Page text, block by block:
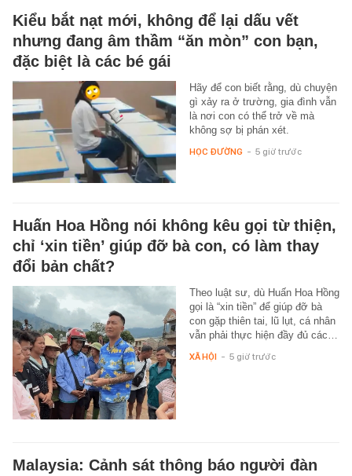
Kiểu bắt nạt mới, không để lại dấu vết
nhưng đang âm thầm “ăn mòn” con bạn,
đặc biệt là các bé gái
Hãy để con biết rằng, dù chuyện
gì xảy ra ở trường, gia đình vẫn
là nơi con có thể trở về mà
không sợ bị phán xét.
HỌC ĐƯỜNG - 5 giờ trước
Huấn Hoa Hồng nói không kêu gọi từ thiện,
chỉ ‘xin tiền’ giúp đỡ bà con, có làm thay
đổi bản chất?
Theo luật sư, dù Huấn Hoa Hồng
gọi là “xin tiền” để giúp đỡ bà
con gặp thiên tai, lũ lụt, cá nhân
vẫn phải thực hiện đầy đủ các…
XÃ HỘI - 5 giờ trước
Malaysia: Cảnh sát thông báo người đàn